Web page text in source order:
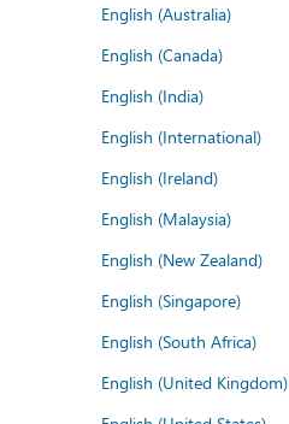
English (Australia)
English (Canada)
English (India)
English (International)
English (Ireland)
English (Malaysia)
English (New Zealand)
English (Singapore)
English (South Africa)
English (United Kingdom)